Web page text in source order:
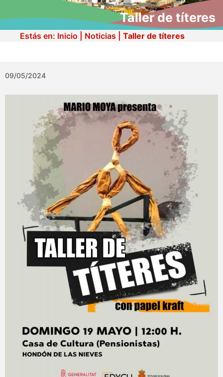
Taller de títeres
Estás en: Inicio Noticias Taller de títeres
09/05/2024